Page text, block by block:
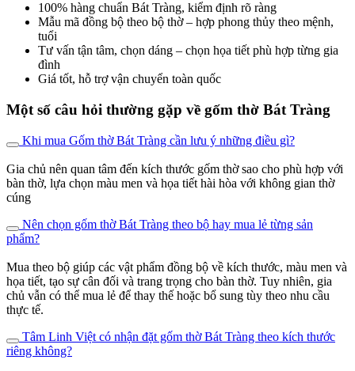
100% hàng chuẩn Bát Tràng, kiểm định rõ ràng
Mẫu mã đồng bộ theo bộ thờ – hợp phong thủy theo mệnh,
tuổi
Tư vấn tận tâm, chọn dáng – chọn họa tiết phù hợp từng gia
đình
Giá tốt, hỗ trợ vận chuyển toàn quốc
Một số câu hỏi thường gặp về gốm thờ Bát Tràng
Khi mua Gốm thờ Bát Tràng cần lưu ý những điều gì?
Gia chủ nên quan tâm đến kích thước gốm thờ sao cho phù hợp với
bàn thờ, lựa chọn màu men và họa tiết hài hòa với không gian thờ
cúng
Nên chọn gốm thờ Bát Tràng theo bộ hay mua lẻ từng sản
phẩm?
Mua theo bộ giúp các vật phẩm đồng bộ về kích thước, màu men và
họa tiết, tạo sự cân đối và trang trọng cho bàn thờ. Tuy nhiên, gia
chủ vẫn có thể mua lẻ để thay thế hoặc bổ sung tùy theo nhu cầu
thực tế.
Tâm Linh Việt có nhận đặt gốm thờ Bát Tràng theo kích thước
riêng không?